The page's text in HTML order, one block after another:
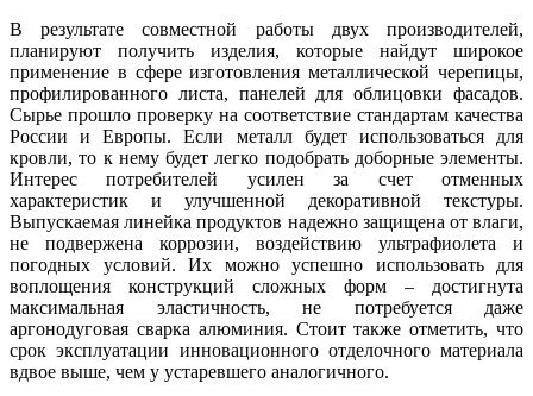
В результате совместной работы двух производителей,
планируют получить изделия, которые найдут широкое
применение в сфере изготовления металлической черепицы,
профилированного листа, панелей для облицовки фасадов.
Сырье прошло проверку на соответствие стандартам качества
России и Европы. Если металл будет использоваться для
кровли, то к нему будет легко подобрать доборные элементы.
Интерес потребителей усилен за счет отменных
характеристик и улучшенной декоративной текстуры.
Выпускаемая линейка продуктов надежно защищена от влаги,
не подвержена коррозии, воздействию ультрафиолета и
погодных условий. Их можно успешно использовать для
воплощения конструкций сложных форм – достигнута
максимальная эластичность, не потребуется даже
аргонодуговая сварка алюминия. Стоит также отметить, что
срок эксплуатации инновационного отделочного материала
вдвое выше, чем у устаревшего аналогичного.